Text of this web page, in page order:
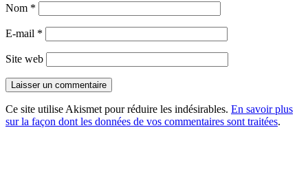
Nom *
E-mail *
Site web
Ce site utilise Akismet pour réduire les indésirables. En savoir plus
sur la façon dont les données de vos commentaires sont traitées.